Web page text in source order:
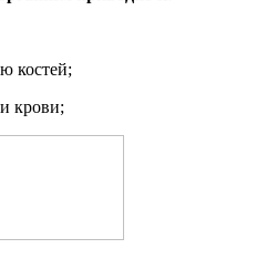
костей;
крови;